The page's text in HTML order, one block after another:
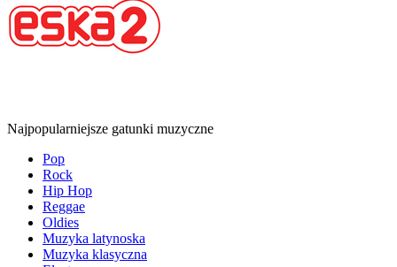
Najpopularniejsze gatunki muzyczne
Pop
Rock
Hip Hop
Reggae
Oldies
Muzyka latynoska
Muzyka klasyczna